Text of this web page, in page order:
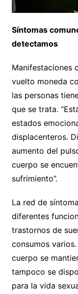
Síntomas
detectamos
Manifestaciones
vuelto moneda
las personas
que se trata.
estados
displacenteros.
aumento del
cuerpo se
sufrimiento”.
La red de
diferentes
trastornos de
consumos
cuerpo se
tampoco se
para la vida